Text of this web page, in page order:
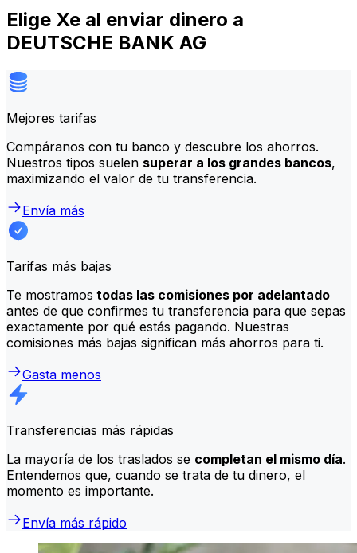
Elige Xe al enviar dinero a
DEUTSCHE BANK AG
Mejores tarifas
Compáranos con tu banco y descubre los ahorros.
Nuestros tipos suelen superar a los grandes bancos,
maximizando el valor de tu transferencia.
Envía más
Tarifas más bajas
Te mostramos todas las comisiones por adelantado
antes de que confirmes tu transferencia para que sepas
exactamente por qué estás pagando. Nuestras
comisiones más bajas significan más ahorros para ti.
Gasta menos
Transferencias más rápidas
La mayoría de los traslados se completan el mismo día.
Entendemos que, cuando se trata de tu dinero, el
momento es importante.
Envía más rápido